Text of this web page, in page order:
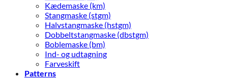
Kædemaske (km)
Stangmaske (stgm)
Halvstangmaske (hstgm)
Dobbeltstangmaske (dbstgm)
Boblemaske (bm)
Ind- og udtagning
Farveskift
Patterns